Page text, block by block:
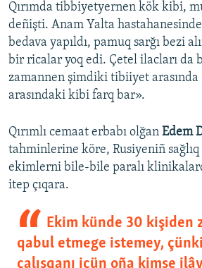
Qırımda tibbiyetyernen kök kibi,
deñişti. Anam Yalta
bedava yapıldı, pamuq sarğı bezi
bir ricalar yoq edi. Çetel ilacları da
zamannen şimdiki tibiiyet
arasındaki kibi farq bar».
Qırımlı cemaat erbabı olğan Edem
tahminlerine köre, Rusiyeniñ sağlıq
ekimlerni bile-bile paralı
itep çıqara.
Ekim künde 30 kişiden
qabul etmege istemey,
çalışqanı içün oña kimse